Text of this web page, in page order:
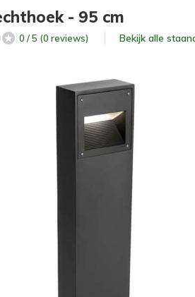
- 95 cm
0 / 5 (0 reviews) Bekijk alle